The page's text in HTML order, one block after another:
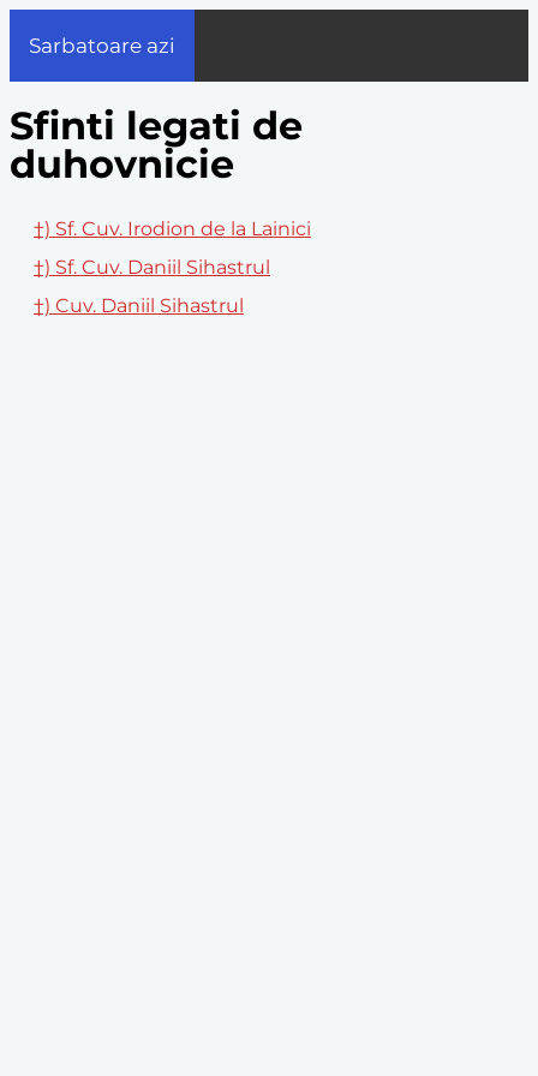
Sarbatoare azi
Sfinti legati de
duhovnicie
†) Sf. Cuv. Irodion de la Lainici
†) Sf. Cuv. Daniil Sihastrul
†) Cuv. Daniil Sihastrul